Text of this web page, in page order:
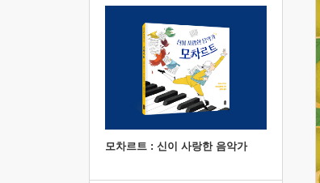
모차르트 : 신이 사랑한 음악가